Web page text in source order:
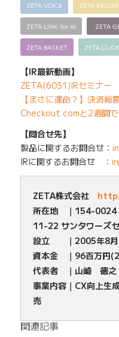
ZETA VOICE ZETA
ZETA LINK for AI ZETA
ZETA BASKET ZETA CLICK
【IR最新動画】
ZETA(6031)IRセミナ
【まさに運命？】決済
Checkout.comと2週間で
【問合せ先】
製品に関するお問合せ：
IRに関するお問合せ ：
ZETA株式会社
所在地 ｜154-0024
11-22 サンタワーズ
設立 ｜2005年8月
資本金 ｜96百万円
代表者 ｜山崎 徳之
事業内容｜CX向上生
売
関連記事